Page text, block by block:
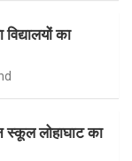
ar
e
का
स्कूल लोहाघाट का